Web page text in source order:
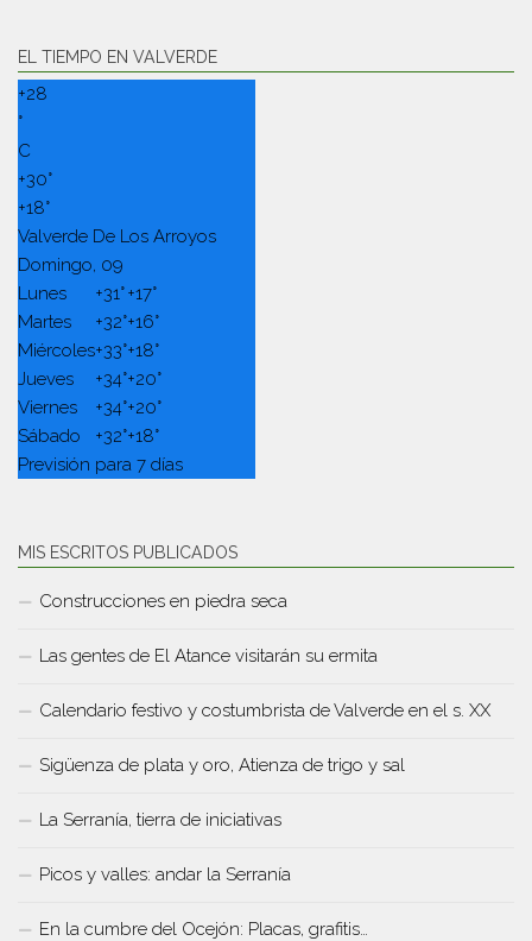
EL TIEMPO EN VALVERDE
+28
°
C
+30°
+18°
Valverde De Los Arroyos
Domingo, 09
Lunes
+31°+17°
Martes
+32°+16°
Miércoles+33°+18°
Jueves
+34°+20°
Viernes
+34°+20°
Sábado
+32°+18°
Previsión para 7 días
MIS ESCRITOS PUBLICADOS
Construcciones en piedra seca
Las gentes de El Atance visitarán su ermita
Calendario festivo y costumbrista de Valverde en el s. XX
Sigüenza de plata y oro, Atienza de trigo y sal
La Serranía, tierra de iniciativas
Picos y valles: andar la Serranía
En la cumbre del Ocejón: Placas, grafitis…